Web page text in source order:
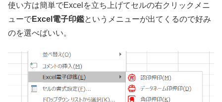
使い方は簡単でExcelを立ち上げてセルの右クリックメニ
ューでExcel電子印鑑というメニューが出てくるので好み
のを選べばいい。